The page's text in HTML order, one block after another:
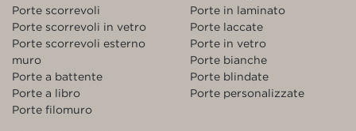
Porte scorrevoli
Porte scorrevoli in vetro
Porte scorrevoli esterno
muro
Porte a battente
Porte a libro
Porte filomuro
Porte in laminato
Porte laccate
Porte in vetro
Porte bianche
Porte blindate
Porte personalizzate